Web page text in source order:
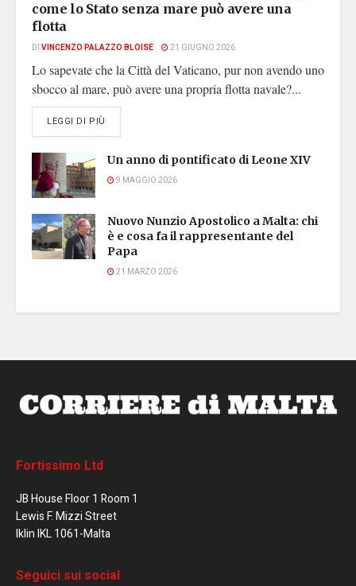
come lo Stato senza mare può avere una
flotta
DI VINCENZO PALAZZO BLOISE 21 GIUGNO 2026
Lo sapevate che la Città del Vaticano, pur non avendo uno
sbocco al mare, può avere una propria flotta navale?...
LEGGI DI PIÙ
Un anno di pontificato di Leone XIV
9 MAGGIO 2026
Nuovo Nunzio Apostolico a Malta: chi
è e cosa fa il rappresentante del
Papa
21 MARZO 2026
Fortissimo Ltd
JB House Floor 1 Room 1
Lewis F. Mizzi Street
Iklin IKL 1061-Malta
Seguici sui social